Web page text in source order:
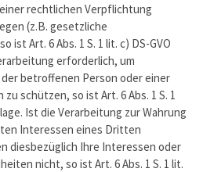
rechtlichen Verpflichtung
(z.B. gesetzliche
Art. 6 Abs. 1 S. 1 lit. c) DS-GVO
erforderlich, um
betroffenen Person oder einer
schützen, so ist Art. 6 Abs. 1 S. 1
Ist die Verarbeitung zur Wahrung
Interessen eines Dritten
diesbezüglich Ihre Interessen oder
nicht, so ist Art. 6 Abs. 1 S. 1 lit.